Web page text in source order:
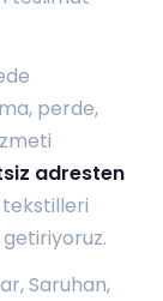
perde,
adresten
tekstilleri
,Saruhan,